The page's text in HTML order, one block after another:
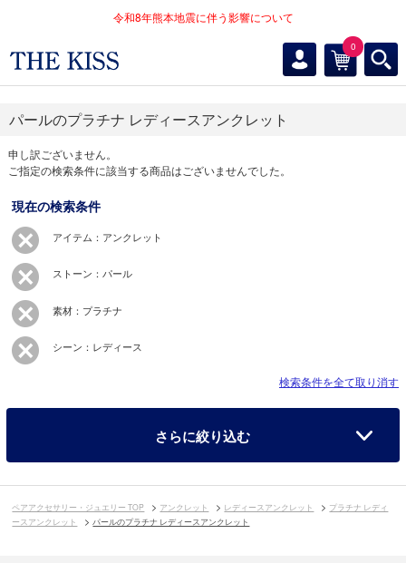
令和8年熊本地震に伴う影響について
0
パールのプラチナ レディースアンクレット
申し訳ございません。
ご指定の検索条件に該当する商品はございませんでした。
現在の検索条件
アイテム：アンクレット
ストーン：パール
素材：プラチナ
シーン：レディース
検索条件を全て取り消す
さらに絞り込む
ペアアクセサリー・ジュエリー TOP アンクレット レディースアンクレット
プラチナ レディ
ースアンクレット
パールのプラチナ レディースアンクレット